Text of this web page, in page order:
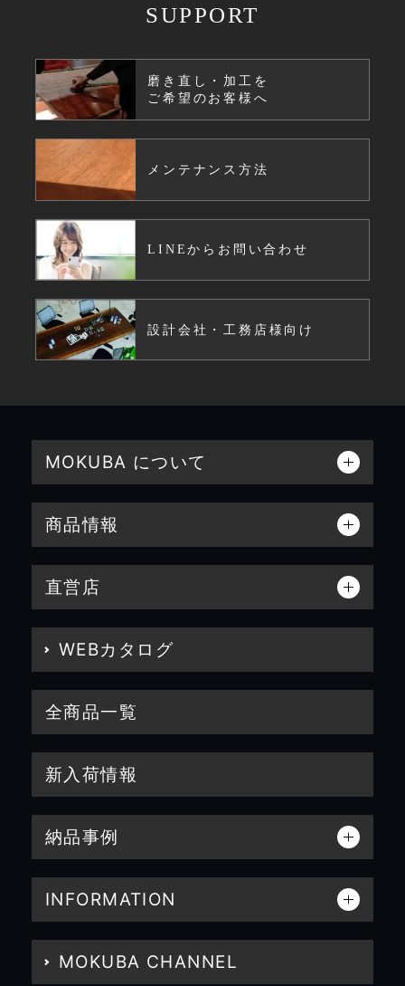
SUPPORT
磨き直し・加工を
ご希望のお客様へ
メンテナンス方法
LINEからお問い合わせ
設計会社・工務店様向け
MOKUBA について
商品情報
直営店
WEBカタログ
全商品一覧
新入荷情報
納品事例
INFORMATION
MOKUBA CHANNEL